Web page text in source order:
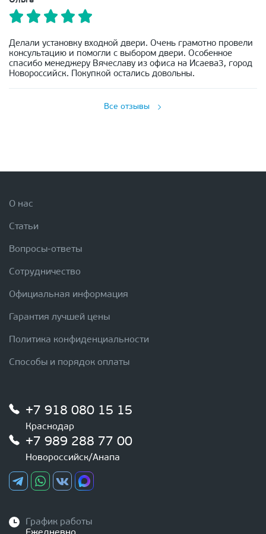
Делали установку входной двери. Очень грамотно провели
консультацию и помогли с выбором двери. Особенное
спасибо менеджеру Вячеславу из офиса на Исаева3, город
Новороссийск. Покупкой остались довольны.
Все отзывы
О нас
Статьи
Вопросы-ответы
Сотрудничество
Официальная информация
Гарантия лучшей цены
Политика конфиденциальности
Способы и порядок оплаты
+7 918 080 15 15
Краснодар
+7 989 288 77 00
Новороссийск/Анапа
График работы